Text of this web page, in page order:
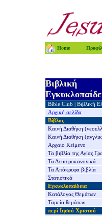
Home Προφίλ
Βιβλική
Bible Club
Βιβλική
Αρχική σελίδα
Βίβλος
Καινή Διαθήκη
Καινή Διαθήκη
Αρχαίο Κείμενο
Τα βιβλία τηςΑγίας
Τα Δευτεροκανονικά
Τα Απόκρυφα βιβλία
Στατιστικά
Εγκυκλοπαίδεια
Κατάλογος Θεμάτων
Ταμείο θεμάτων
περί Ιησού Χριστού